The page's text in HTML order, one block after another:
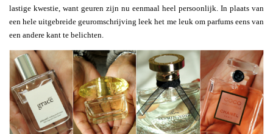
lastige kwestie, want geuren zijn nu eenmaal heel persoonlijk. In plaats van
een hele uitgebreide geuromschrijving leek het me leuk om parfums eens van
een andere kant te belichten.